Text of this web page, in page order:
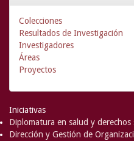
Colecciones
Resultados de Investigación
Investigadores
Áreas
Proyectos
Iniciativas
Diplomatura en salud y
Dirección y Gestión de